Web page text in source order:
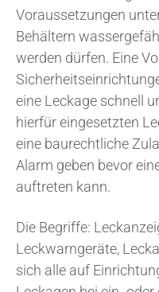
Voraussetzungen
Behältern
werden dürfen. Eine
eine Leckage schnell
hierfür eingesetzten
eine baurechtliche
Alarm geben bevor
auftreten kann.
Die Begriffe:
Leckwarngeräte,
sich alle auf